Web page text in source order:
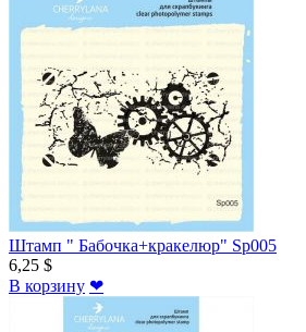
Штамп " Бабочка+кракелюр" Sp005
6,25 $
В корзину ❤